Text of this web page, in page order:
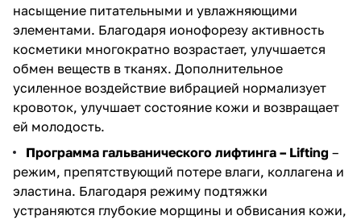
насыщение питательными и увлажняющими
элементами. Благодаря ионофорезу активность
косметики многократно возрастает, улучшается
обмен веществ в тканях. Дополнительное
усиленное воздействие вибрацией нормализует
кровоток, улучшает состояние кожи и возвращает
ей молодость.
Программа гальванического лифтинга – Lifting –
режим, препятствующий потере влаги, коллагена и
эластина. Благодаря режиму подтяжки
устраняются глубокие морщины и обвисания кожи,